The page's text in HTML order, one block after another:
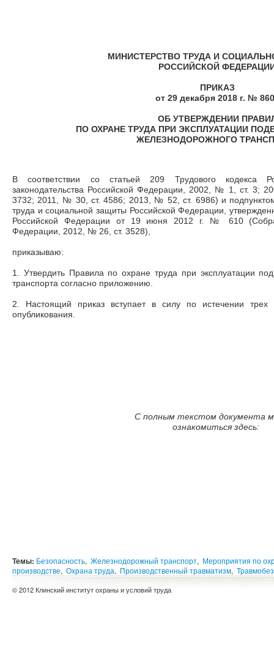
МИНИСТЕРСТВО ТРУДА И
РОССИЙСКОЙ
ПРИКАЗ
от 29 декабря 2018 г. №
ОБ УТВЕРЖДЕНИИ
ПО ОХРАНЕ ТРУДА ПРИ ЭКСПЛУАТАЦИИ
ЖЕЛЕЗНОДОРОЖНОГО
В соответствии со статьей 209 Трудового кодекса
законодательства Российской Федерации, 2002, № 1, ст. 3;
3732; 2011, № 30, ст. 4586; 2013, № 52, ст. 6986) и
труда и социальной защиты Российской Федерации,
Российской Федерации от 19 июня 2012 г. № 610
Федерации, 2012, № 26, ст. 3528),
приказываю:
1. Утвердить Правила по охране труда при эксплуатации
транспорта согласно приложению.
2. Настоящий приказ вступает в силу по истечении трех
опубликования.
C полным текстом документа
ознакомиться здесь:
Темы: Безопасность, Железнодорожный транспорт, Мероприятия по
производстве, Охрана труда, Производственный травматизм,
© 2012 Клинский институт охраны и условий труда